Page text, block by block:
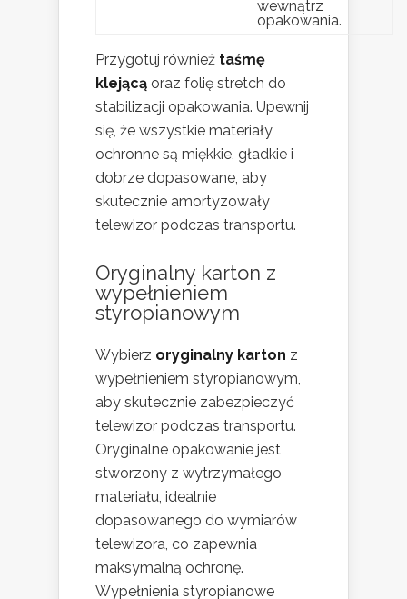
wewnątrz
opakowania.
Przygotuj również taśmę
klejącą oraz folię stretch do
stabilizacji opakowania. Upewnij
się, że wszystkie materiały
ochronne są miękkie, gładkie i
dobrze dopasowane, aby
skutecznie amortyzowały
telewizor podczas transportu.
Oryginalny karton z
wypełnieniem
styropianowym
Wybierz oryginalny karton z
wypełnieniem styropianowym,
aby skutecznie zabezpieczyć
telewizor podczas transportu.
Oryginalne opakowanie jest
stworzony z wytrzymałego
materiału, idealnie
dopasowanego do wymiarów
telewizora, co zapewnia
maksymalną ochronę.
Wypełnienia styropianowe